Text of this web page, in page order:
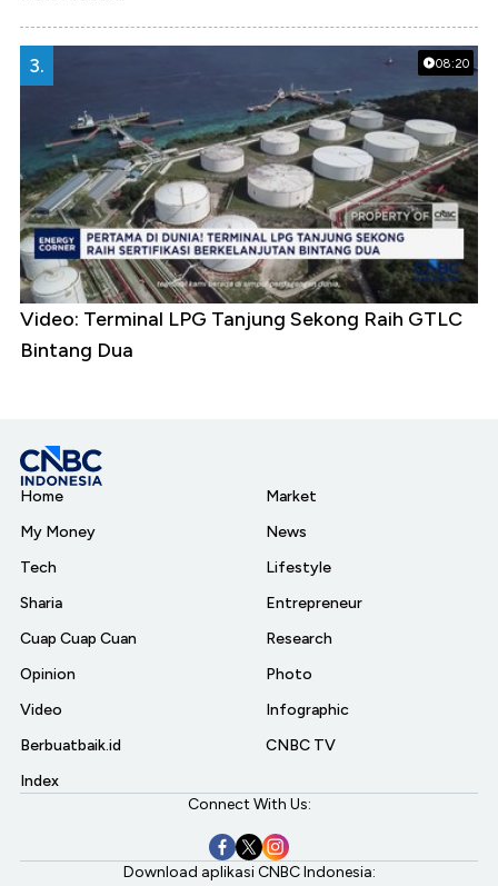
08:20
3.
Video: Terminal LPG Tanjung Sekong Raih GTLC
Bintang Dua
Home
My Money
Tech
Sharia
Cuap Cuap Cuan
Opinion
Video
Berbuatbaik.id
Index
Market
News
Lifestyle
Entrepreneur
Research
Photo
Infographic
CNBC TV
Connect With Us:
Download aplikasi CNBC Indonesia: